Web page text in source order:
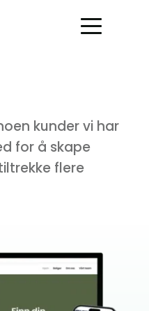
kunder vi har
for å skape
flere